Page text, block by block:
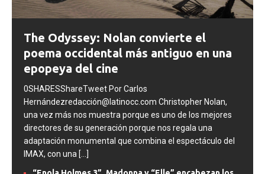
The Odyssey: Nolan convierte el
poema occidental más antiguo en una
epopeya del cine
Hernándezredacción@latinocc.com Christopher Nolan,
una vez más nos muestra porque es uno de los mejores
directores de su generación porque nos regala una
adaptación monumental que combina el espectáculo del
IMAX, con una [...]